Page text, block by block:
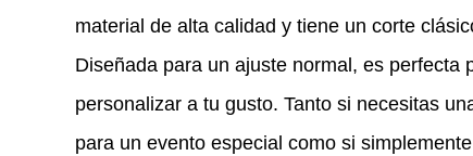
material de alta calidad y tiene un corte
Diseñada para un ajuste normal, es perfecta
personalizar a tu gusto. Tanto si necesitas
para un evento especial como si